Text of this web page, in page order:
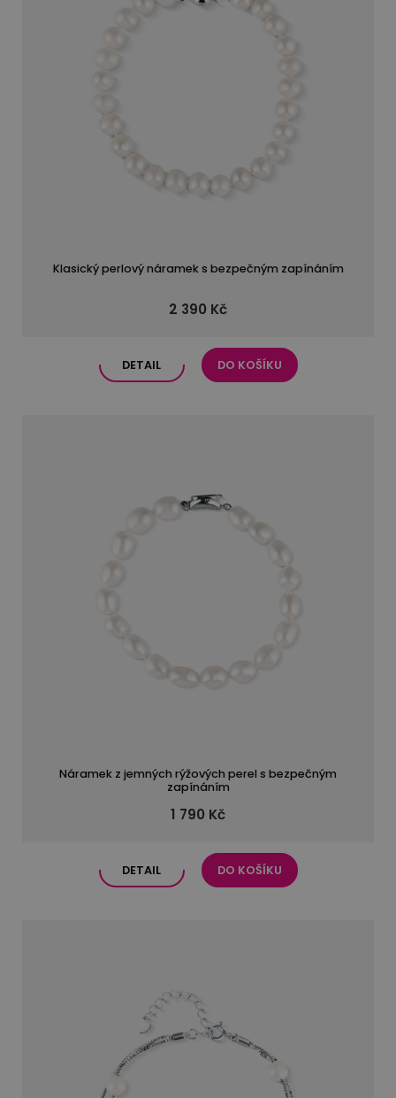
Klasický perlový náramek s bezpečným zapínáním
2 390 Kč
DETAIL DO KOŠÍKU
Náramek z jemných rýžových perel s bezpečným
zapínáním
1 790 Kč
DETAIL DO KOŠÍKU